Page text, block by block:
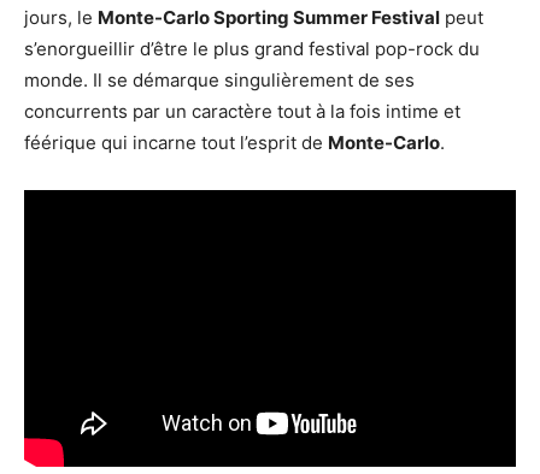
jours, le Monte-Carlo Sporting Summer Festival peut
s’enorgueillir d’être le plus grand festival pop-rock du
monde. Il se démarque singulièrement de ses
concurrents par un caractère tout à la fois intime et
féérique qui incarne tout l’esprit de Monte-Carlo.